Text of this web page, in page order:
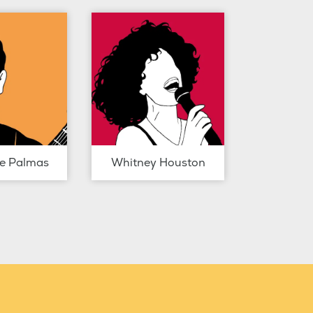
Palmas Whitney Houston